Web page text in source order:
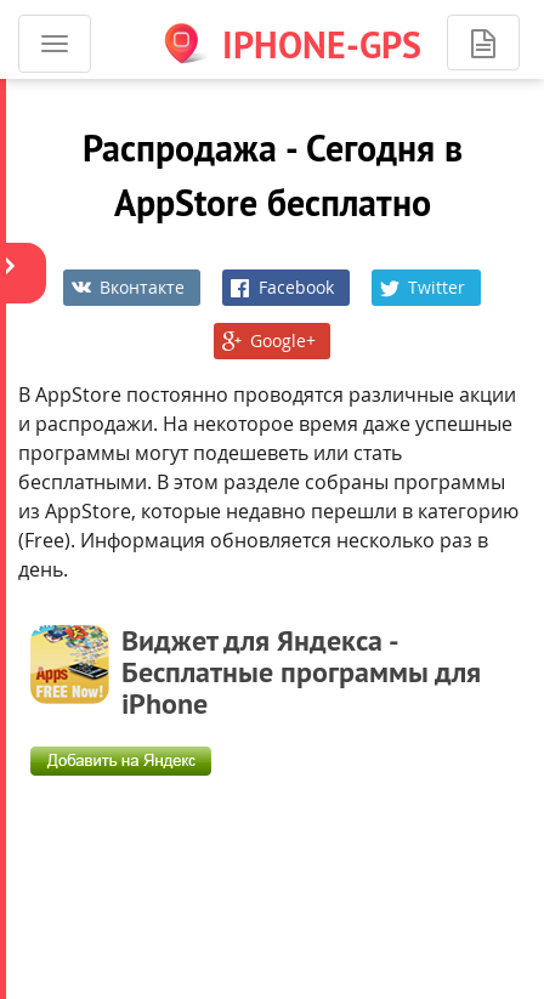
Программы
для
навигация
IPHONE-GPS
Распродажа - Сегодня в
AppStore бесплатно
Вконтакте Facebook Twitter
Google+
В AppStore постоянно проводятся различные акции
и распродажи. На некоторое время даже успешные
программы могут подешеветь или стать
бесплатными. В этом разделе собраны программы
из AppStore, которые недавно перешли в категорию
(Free). Информация обновляется несколько раз в
день.
Виджет для Яндекса -
Бесплатные программы для
iPhone
ОБЩИЙ
АККАУНТ
iJuice
1600
приложений.
На
сумму
более
250
000
Подробнее..